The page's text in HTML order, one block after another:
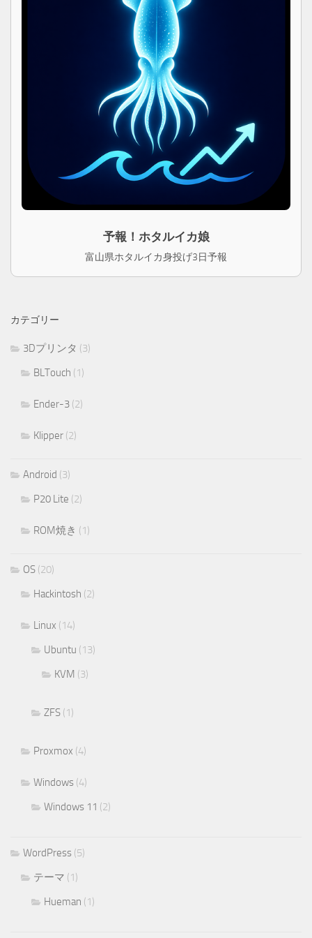
予報！ホタルイカ娘
富山県ホタルイカ身投げ3日予報
カテゴリー
3Dプリンタ (3)
BLTouch (1)
Ender-3 (2)
Klipper (2)
Android (3)
P20 Lite (2)
ROM焼き (1)
OS (20)
Hackintosh (2)
Linux (14)
Ubuntu (13)
KVM (3)
ZFS (1)
Proxmox (4)
Windows (4)
Windows 11 (2)
WordPress (5)
テーマ (1)
Hueman (1)